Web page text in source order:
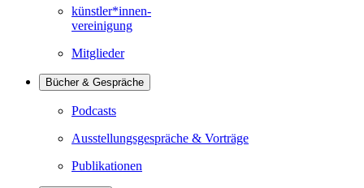
künstler*innen-
vereinigung
Mitglieder
Bücher & Gespräche
Podcasts
Ausstellungsgespräche & Vorträge
Publikationen